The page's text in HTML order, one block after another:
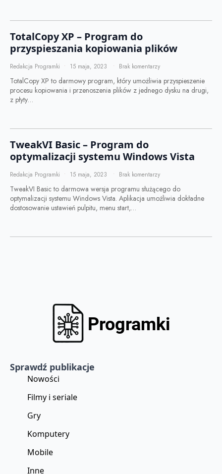
TotalCopy XP – Program do
przyspieszania kopiowania plików
Redakcja Programki 15 maja, 2023 Brak komentarzy
TotalCopy XP to darmowy program, który umożliwia przyspieszenie
procesu kopiowania i przenoszenia plików z jednego dysku na drugi,
z płyty…
TweakVI Basic – Program do
optymalizacji systemu Windows Vista
Redakcja Programki 15 maja, 2023 Brak komentarzy
TweakVI Basic to darmowa wersja programu służącego do
optymalizacji systemu Windows Vista. Aplikacja umożliwia dokładne
dostosowanie ustawień pulpitu, menu start,…
Sprawdź publikacje
Nowości
Filmy i seriale
Gry
Komputery
Mobile
Inne